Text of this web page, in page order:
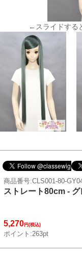
←スライドする
商品番号:CLS001-80-
ストレート80cm - グ
5,270円(税込)
ポイント:263pt